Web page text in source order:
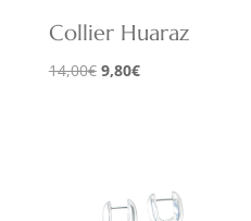
Collier Huaraz
14,00€ Le
9,80€Le